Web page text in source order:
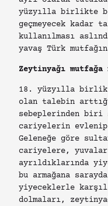
yüzyılla birlikte
geçmeyecek kadar
kullanılması
yavaş Türk
Zeytinyağı
18. yüzyılla
olan talebin
sebeplerinden biri
cariyelerin evlenip
Geleneğe göre
cariyelere,
ayrıldıklarında
bu armağana
yiyeceklerle
dolmaları,